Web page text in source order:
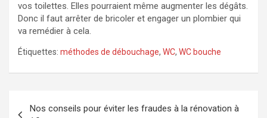
vos toilettes. Elles pourraient même augmenter les dégâts.
Donc il faut arrêter de bricoler et engager un plombier qui
va remédier à cela.
Étiquettes: méthodes de débouchage, WC, WC bouche
Nos conseils pour éviter les fraudes à la rénovation à